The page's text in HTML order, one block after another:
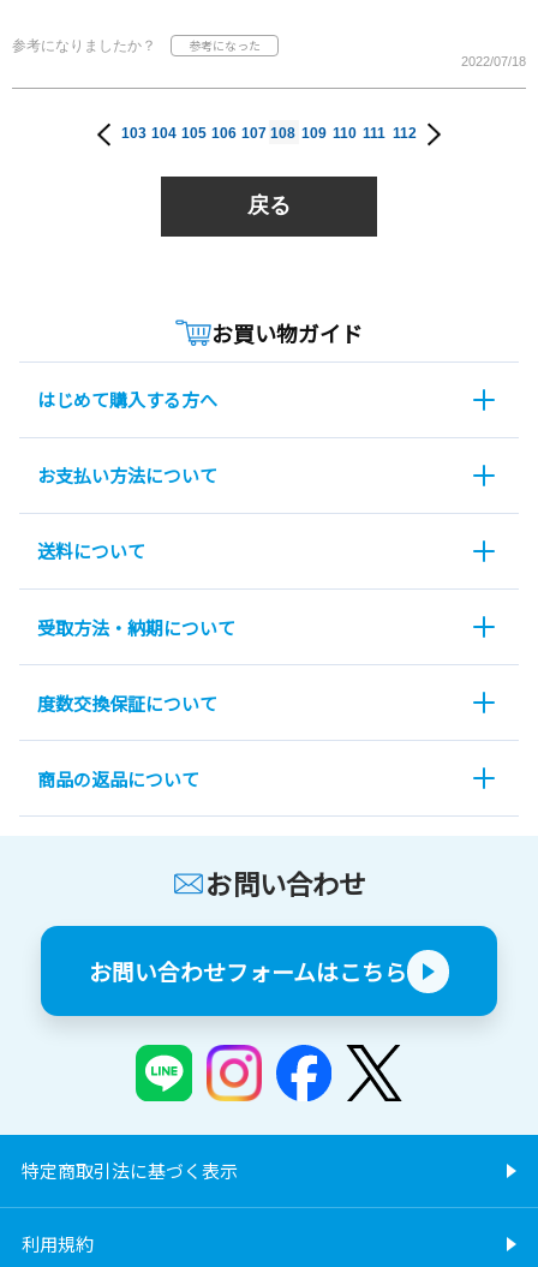
参考になりましたか？
2022/07/18
103 104 105 106 107 108 109 110 111 112
戻る
お買い物ガイド
はじめて購入する方へ
お支払い方法について
送料について
受取方法・納期について
度数交換保証について
商品の返品について
お問い合わせ
お問い合わせフォームはこちら
特定商取引法に基づく表示
利用規約